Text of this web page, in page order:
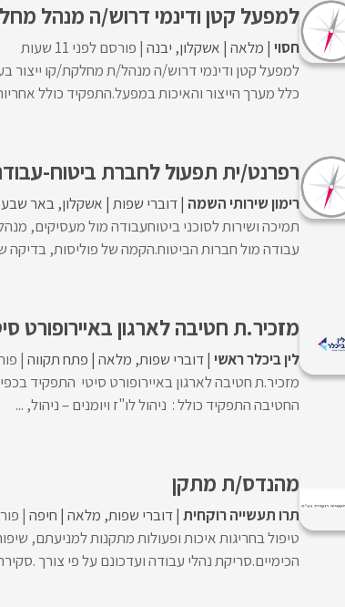
למפעל קטן ודינמי דרוש/ה מנהל
חסוי מלאה אשקלון יבנה פורסם לפני 11 שעות
כלל מערך הייצור והאיכות במפעל.התפקיד כולל
רפרנט/ית תפעול לחברת ביטוח-
רימון שירותי השמה דוברי שפות אשקלון באר שבע
תמיכה ושירות לסוכני ביטוחעבודה מול מעסיקים,
עבודה מול חברות הביטוח.הקמה של פוליסות, בדיקה
מזכיר.ת חטיבה לארגון באיירופורט
לין ביכלר ראשי דוברי שפות מלאה פתח תקווה
מזכיר.ת חטיבה לארגון באיירופורט סיטי התפקיד
החטיבה התפקיד כולל : ניהול לו"ז ויומנים – ניהול, ...
מהנדס/ת מתקן
תרו תעשייה רוקחית דוברי שפות מלאה חיפה
טיפול בחריגות איכות ופעולות מתקנות למניעתם,
הכימיים.סריקת נהלי עבודה ועדכונם על פי צורך